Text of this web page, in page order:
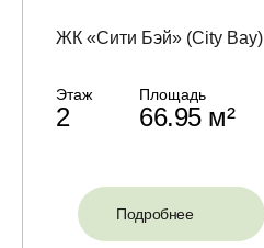
ЖК «Сити Бэй» (City Bay)
Этаж
2
Площадь
66.95 м²
Подробнее